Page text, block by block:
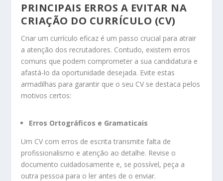
PRINCIPAIS ERROS A EVITAR NA
CRIAÇÃO DO CURRÍCULO (CV)
Criar um currículo eficaz é um passo crucial para atrair
a atenção dos recrutadores. Contudo, existem erros
comuns que podem comprometer a sua candidatura e
afastá-lo da oportunidade desejada. Evite estas
armadilhas para garantir que o seu CV se destaca pelos
motivos certos:
Erros Ortográficos e Gramaticais
Um CV com erros de escrita transmite falta de
profissionalismo e atenção ao detalhe. Revise o
documento cuidadosamente e, se possível, peça a
outra pessoa para o ler antes de o enviar.